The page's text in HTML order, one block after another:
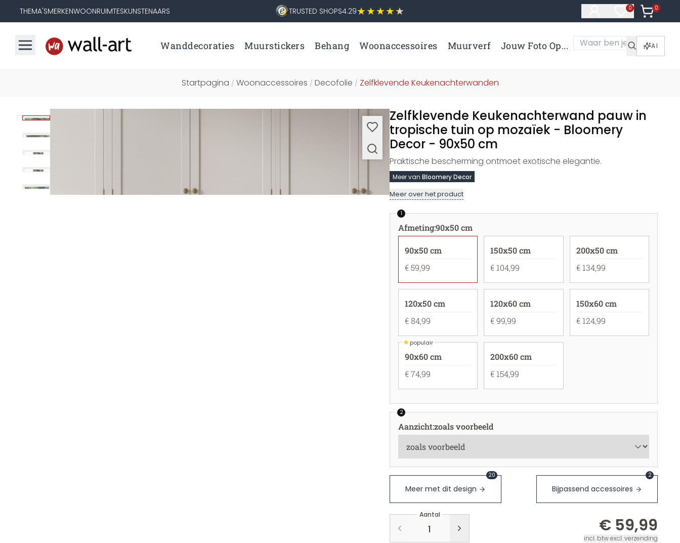
THEMA'SMERKENWOONRUIMTESKUNSTENAARS TRUSTED SHOPS4.29 0
Artikelen in
0
Artikelen
Wanddecoraties Muurstickers Behang Woonaccessoires Muurverf Jouw Foto Op... AI
Startpagina / Woonaccessoires / Decofolie / Zelfklevende Keukenachterwanden
Zelfklevende Keukenachterwand pauw in
tropische tuin op mozaïek - Bloomery
Decor - 90x50 cm
Praktische bescherming ontmoet exotische elegantie.
Meer van Bloomery Decor
Meer over het product
1
Afmeting:90x50 cm
90x50 cm
€ 59,99
150x50 cm
€ 104,99
200x50 cm
€ 134,99
120x50 cm
€ 84,99
120x60 cm
€ 99,99
150x60 cm
€ 124,99
★populair
90x60 cm
€ 74,99
200x60 cm
€ 154,99
2
Aanzicht:zoals voorbeeld
Meer met dit design
20
Bijpassend accessoires
2
Aantal
€ 59,99
incl. btw excl. verzending